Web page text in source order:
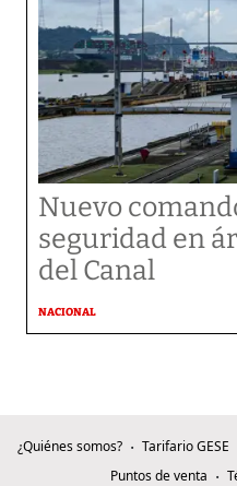
Nuevo
seguridad en
del Canal
NACIONAL
¿Quiénes somos? Tarifario GESE
Puntos de venta